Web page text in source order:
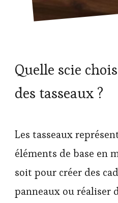
Quelle scie
des tasseaux ?
Les tasseaux
éléments de base en
soit pour créer des
panneaux ou réaliser